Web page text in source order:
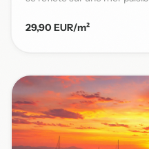
29,90 EUR/m²